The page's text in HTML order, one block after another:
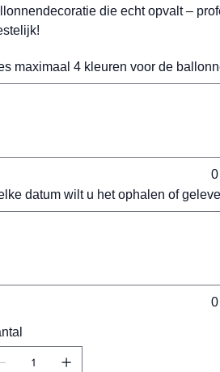
die echt opvalt –
maximaal 4 kleuren voor de
datum wilt u het ophalen of